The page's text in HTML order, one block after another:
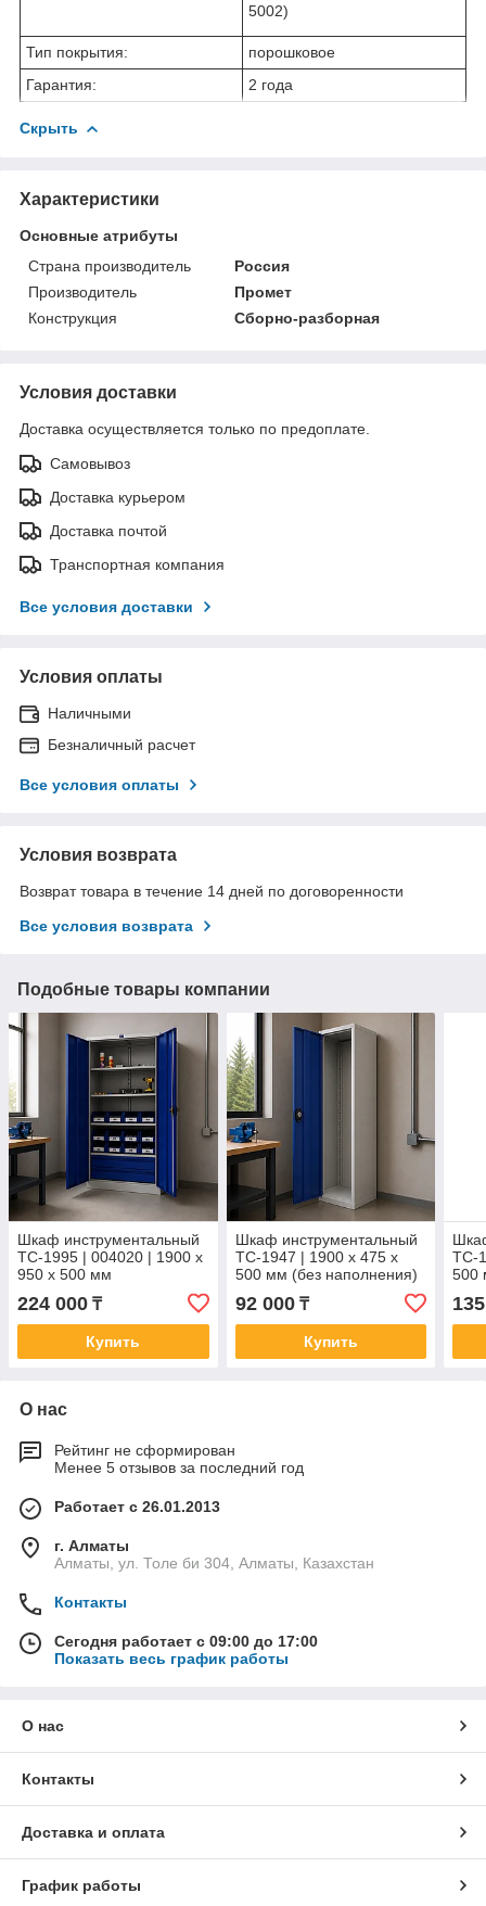
5002)
Тип покрытия:
порошковое
Гарантия:
2 года
Скрыть
Характеристики
Основные атрибуты
Страна производитель
Россия
Производитель
Промет
Конструкция
Сборно-разборная
Условия доставки
Доставка осуществляется только по предоплате.
Самовывоз
Доставка курьером
Доставка почтой
Транспортная компания
Все условия доставки
Условия оплаты
Наличными
Безналичный расчет
Все условия оплаты
Условия возврата
Возврат товара в течение 14 дней по договоренности
Все условия возврата
Подобные товары компании
Шкаф инструментальный
TC-1995 | 004020 | 1900 x
950 x 500 мм
224 000 ₸
Купить
Шкаф инструментальный
TC-1947 | 1900 x 475 x
500 мм (без наполнения)
92 000₸
Купить
TC-
500
О нас
Рейтинг не сформирован
Менее 5 отзывов за последний год
Работает с 26.01.2013
г. Алматы
Алматы, ул. Толе би 304, Алматы, Казахстан
Контакты
Сегодня работает с 09:00 до 17:00
Показать весь график работы
О нас
Контакты
Доставка и оплата
График работы